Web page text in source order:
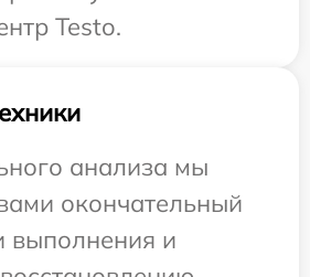
Testo.
анализа мы
окончательный
выполнения и